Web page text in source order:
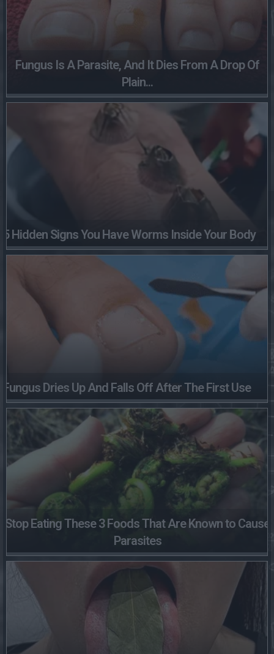
Fungus Is A Parasite, And It Dies From A Drop Of
Plain...
5 Hidden Signs You Have Worms Inside Your Body
Fungus Dries Up And Falls Off After The First Use
Stop Eating These 3 Foods That Are Known to Cause
Parasites